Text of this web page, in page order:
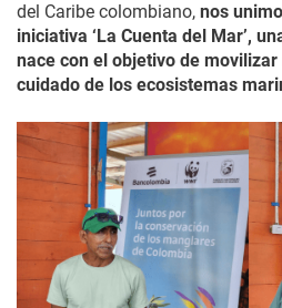
del Caribe colombiano, nos
iniciativa ‘La Cuenta del Mar’,
nace con el objetivo de movilizar
cuidado de los ecosistemas